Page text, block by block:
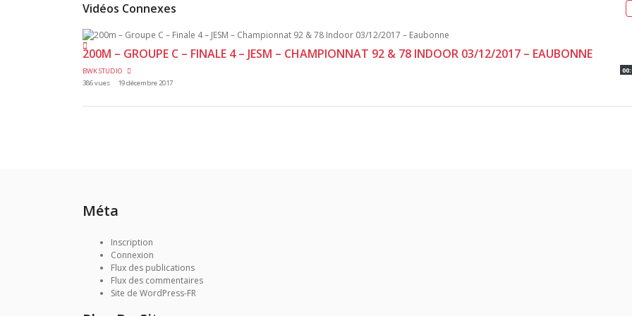
Vidéos Connexes
200M – GROUPE C – FINALE 4 – JESM – CHAMPIONNAT 92 & 78 INDOOR 03/12/2017 – EAUBONNE
BWK STUDIO
386 vues
19 décembre 2017
Méta
Inscription
Connexion
Flux des publications
Flux des commentaires
Site de WordPress-FR